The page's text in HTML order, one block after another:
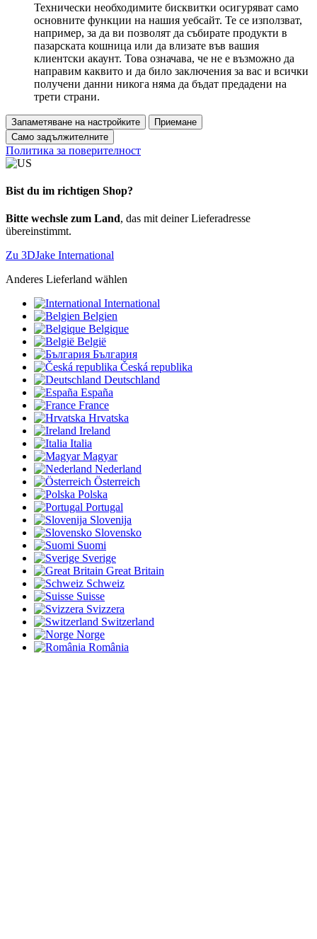
Технически необходимите бисквитки осигуряват само
основните функции на нашия уебсайт. Те се използват,
например, за да ви позволят да събирате продукти в
пазарската кошница или да влизате във вашия
клиентски акаунт. Това означава, че не е възможно да
направим каквито и да било заключения за вас и всички
получени данни никога няма да бъдат предадени на
трети страни.
Запаметяване на настройките
Приемане
Само задължителните
Политика за поверителност
Bist du im richtigen Shop?
Bitte wechsle zum Land, das mit deiner Lieferadresse
übereinstimmt.
Zu 3DJake International
Anderes Lieferland wählen
International
Belgien
Belgique
België
България
Česká republika
Deutschland
España
France
Hrvatska
Ireland
Italia
Magyar
Nederland
Österreich
Polska
Portugal
Slovenija
Slovensko
Suomi
Sverige
Great Britain
Schweiz
Suisse
Svizzera
Switzerland
Norge
România